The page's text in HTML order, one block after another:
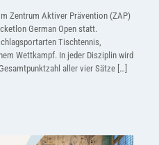
Zentrum Aktiver Prävention (ZAP)
German Open statt.
Tischtennis,
Wettkampf. In jeder Disziplin wird
aller vier Sätze[…]